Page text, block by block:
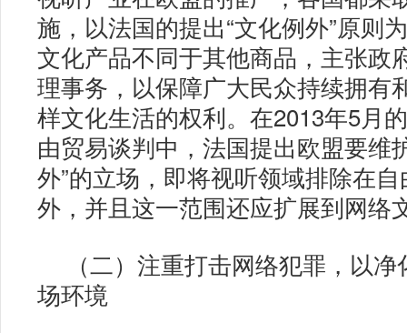
施，以法国的提出“文化例外”原则
文化产品不同于其他商品，主张政
理事务，以保障广大民众持续拥有
样文化生活的权利。在2013年5月
由贸易谈判中，法国提出欧盟要维
外”的立场，即将视听领域排除在
外，并且这一范围还应扩展到网络
（二）注重打击网络犯罪，以
场环境